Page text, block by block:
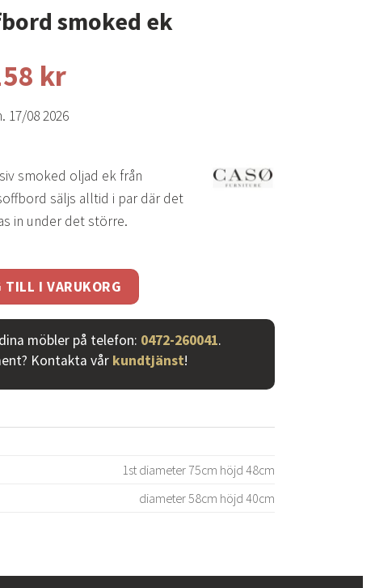
smoked ek
kr
17/08 2026
smoked oljad ek från
säljs alltid i par där det
in under det större.
ek mängd
TILL I VARUKORG
möbler på telefon: 0472-260041.
Kontakta vår kundtjänst!
1st diameter 75cm höjd 48cm
diameter 58cm höjd 40cm